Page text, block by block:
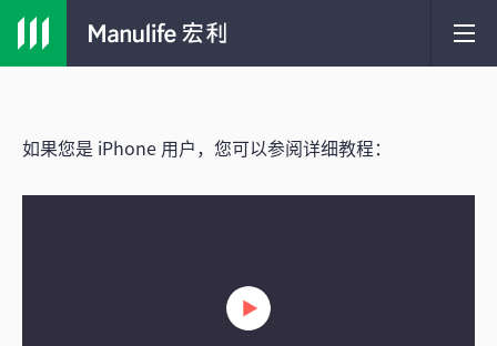
如果您是 iPhone 用户，您可以参阅详细教程：